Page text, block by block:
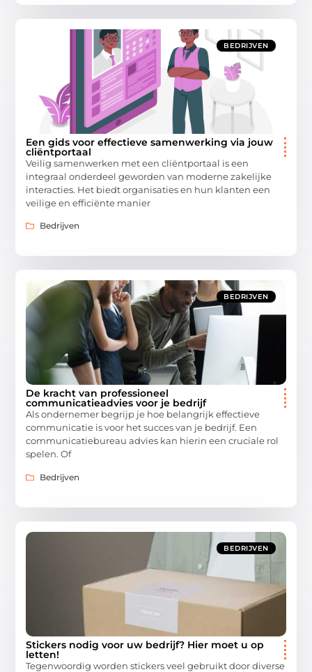
BEDRIJVEN
Een gids voor effectieve samenwerking via jouw
cliëntportaal
Veilig samenwerken met een cliëntportaal is een
integraal onderdeel geworden van moderne zakelijke
interacties. Het biedt organisaties en hun klanten een
veilige en efficiënte manier
Bedrijven
BEDRIJVEN
De kracht van professioneel
communicatieadvies voor je bedrijf
Als ondernemer begrijp je hoe belangrijk effectieve
communicatie is voor het succes van je bedrijf. Een
communicatiebureau advies kan hierin een cruciale rol
spelen. Of
Bedrijven
BEDRIJVEN
Stickers nodig voor uw bedrijf? Hier moet u op
letten!
Tegenwoordig worden stickers veel gebruikt door diverse